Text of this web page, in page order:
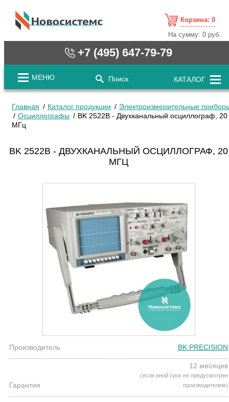
cистемные решения / www.novosystems.ru
Корзина: 0
На сумму:0 руб.
+7 (495) 647-79-79
МЕНЮ Поиск КАТАЛОГ
Главная Каталог продукции
Электроизмерительные
Осциллографы
BK 2522B - Двухканальный осциллограф, 20
МГц
BK 2522B - ДВУХКАНАЛЬНЫЙ ОСЦИЛЛОГРАФ, 20
МГЦ
Производитель BK PRECISION
Гарантия
12 месяцев
(если иной срок не предусмотрен
производителем)